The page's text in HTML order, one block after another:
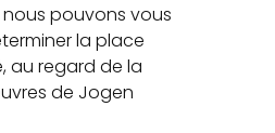
pouvons vous
la place
au regard de la
de Jogen